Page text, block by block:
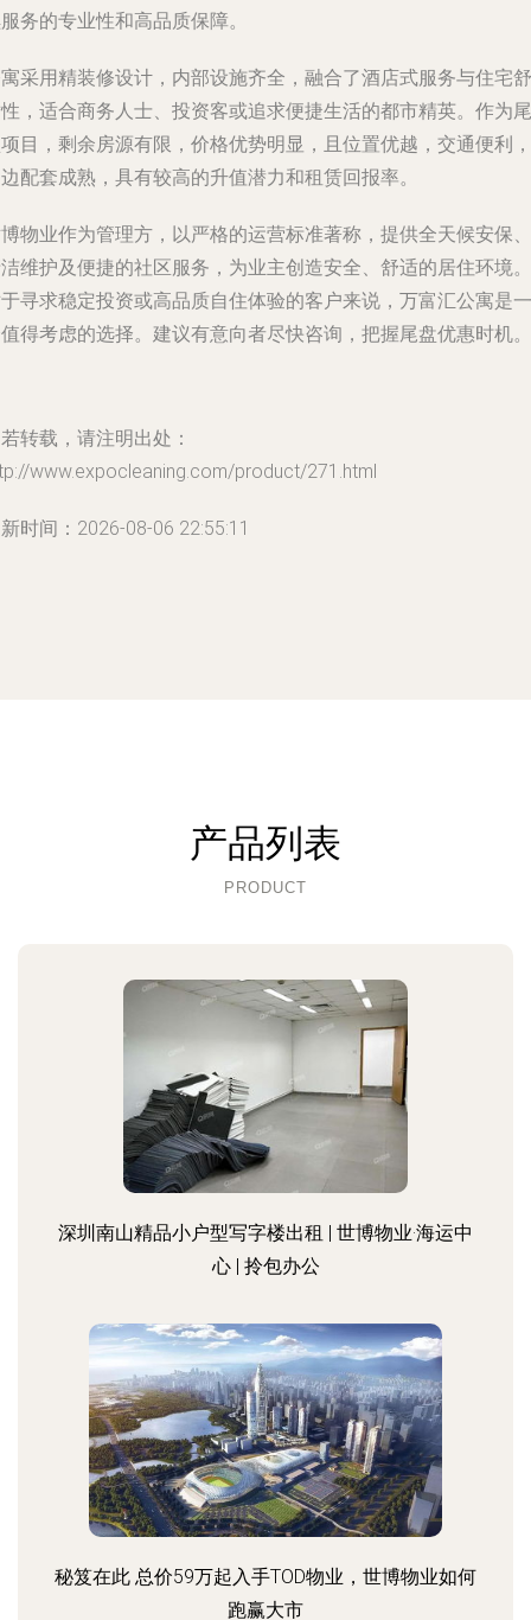
务的专业性和高品质保障。
采用精装修设计，内部设施齐全，融合了酒店式服务与住宅舒
，适合商务人士、投资客或追求便捷生活的都市精英。作为尾
目，剩余房源有限，价格优势明显，且位置优越，交通便利，
配套成熟，具有较高的升值潜力和租赁回报率。
物业作为管理方，以严格的运营标准著称，提供全天候安保、
维护及便捷的社区服务，为业主创造安全、舒适的居住环境。
寻求稳定投资或高品质自住体验的客户来说，万富汇公寓是一
得考虑的选择。建议有意向者尽快咨询，把握尾盘优惠时机。
转载，请注明出处：
www.expocleaning.com/product/271.html
时间：2026-08-06 22:55:11
产品列表
PRODUCT
深圳南山精品小户型写字楼出租 | 世博物业·海运中
心 | 拎包办公
秘笈在此 总价59万起入手TOD物业，世博物业如何
跑赢大市